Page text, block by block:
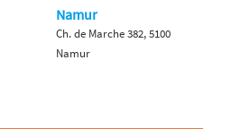
Namur
Ch. de Marche 382, 5100
Namur